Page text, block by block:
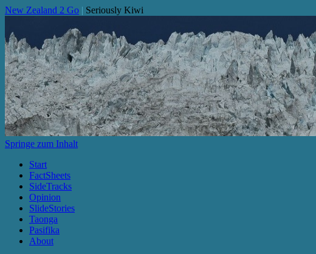
New Zealand 2 Go | Seriously Kiwi
Springe zum Inhalt
Start
FactSheets
SideTracks
Opinion
SlideStories
Taonga
Pasifika
About